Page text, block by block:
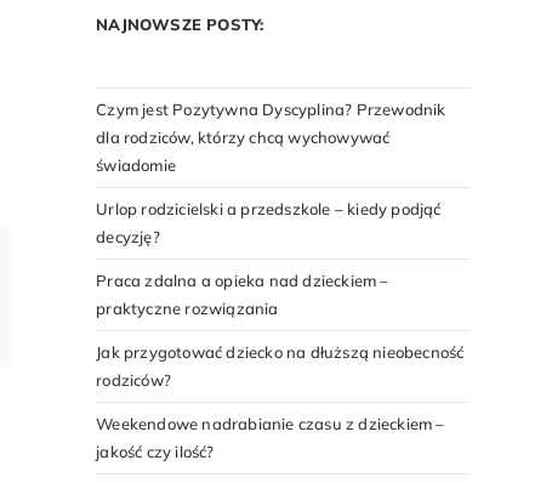
NAJNOWSZE POSTY:
Czym jest Pozytywna Dyscyplina? Przewodnik
dla rodziców, którzy chcą wychowywać
świadomie
Urlop rodzicielski a przedszkole – kiedy podjąć
decyzję?
Praca zdalna a opieka nad dzieckiem –
praktyczne rozwiązania
Jak przygotować dziecko na dłuższą nieobecność
rodziców?
Weekendowe nadrabianie czasu z dzieckiem –
jakość czy ilość?